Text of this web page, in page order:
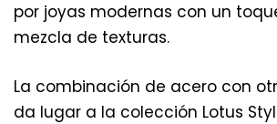
por joyas modernas con un
mezcla de texturas.
La combinación de acero con
da lugar a la colección Lotus